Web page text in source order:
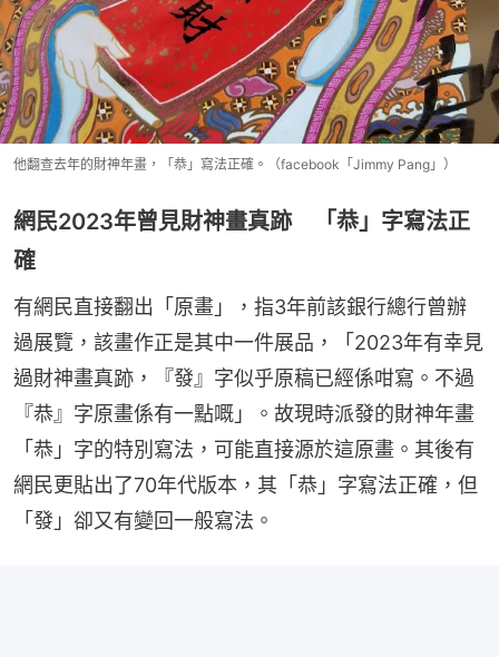
他翻查去年的財神年畫，「恭」寫法正確。（facebook「Jimmy Pang」）
網民2023年曾見財神畫真跡 「恭」字寫法正
確
有網民直接翻出「原畫」，指3年前該銀行總行曾辦
過展覽，該畫作正是其中一件展品，「2023年有幸見
過財神畫真跡，『發』字似乎原稿已經係咁寫。不過
『恭』字原畫係有一點嘅」。故現時派發的財神年畫
「恭」字的特別寫法，可能直接源於這原畫。其後有
網民更貼出了70年代版本，其「恭」字寫法正確，但
「發」卻又有變回一般寫法。